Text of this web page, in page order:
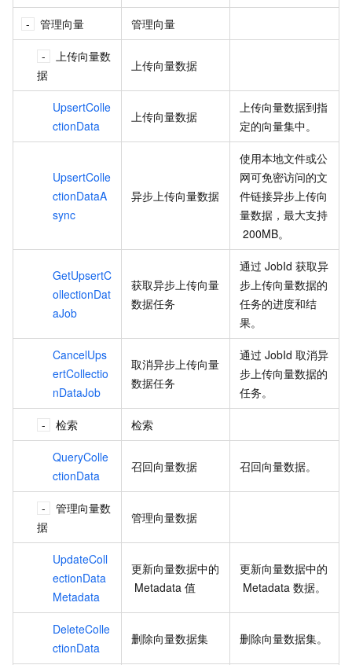
管理向量 管理向量
上传向量数
据
上传向量数据
UpsertColle
ctionData
上传向量数据
上传向量数据到指
定的向量集中。
UpsertColle
ctionDataA
sync
异步上传向量数据
使用本地文件或公
网可免密访问的文
件链接异步上传向
量数据，最大支持
200MB。
GetUpsertC
ollectionDat
aJob
获取异步上传向量
数据任务
通过 JobId 获取异
步上传向量数据的
任务的进度和结
果。
CancelUps
ertCollectio
nDataJob
取消异步上传向量
数据任务
通过 JobId 取消异
步上传向量数据的
任务。
检索 检索
QueryColle
ctionData
召回向量数据 召回向量数据。
管理向量数
据
管理向量数据
UpdateColl
ectionData
Metadata
更新向量数据中的
Metadata 值
更新向量数据中的
Metadata 数据。
DeleteColle
ctionData
删除向量数据集 删除向量数据集。